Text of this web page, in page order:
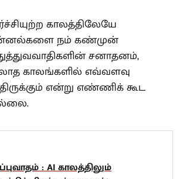
காலத்திலேயே
நம் கண்முன்
சனாதனம்,
காலங்களில் எவ்வளவு
என்று எண்ணிக் கூட
: AI காலத்திலும்